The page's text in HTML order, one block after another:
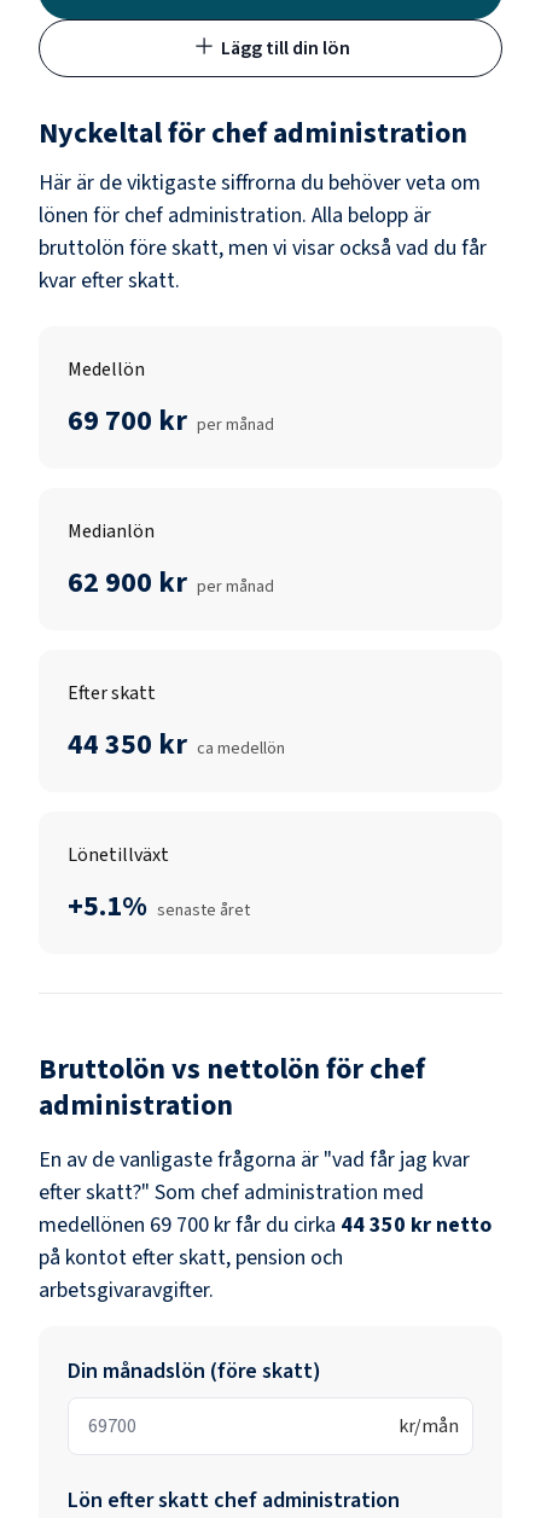
Lägg till din lön
Nyckeltal förchef administration
Här är de viktigaste siffrorna du behöver veta om
lönen för chef administration. Alla belopp är
bruttolön före skatt, men vi visar också vad du får
kvar efter skatt.
Medellön
69 700 kr per månad
Medianlön
62 900 kr per månad
Efter skatt
44 350 kr ca medellön
Lönetillväxt
+5.1% senaste året
Bruttolön vs nettolön förchef
administration
En av de vanligaste frågorna är "vad får jag kvar
efter skatt?" Som chef administration med
medellönen 69 700 krfår du cirka 44 350 kr netto
på kontot efter skatt, pension och
arbetsgivaravgifter.
Din månadslön (före skatt)
kr/mån
Lön efter skatt chef administration